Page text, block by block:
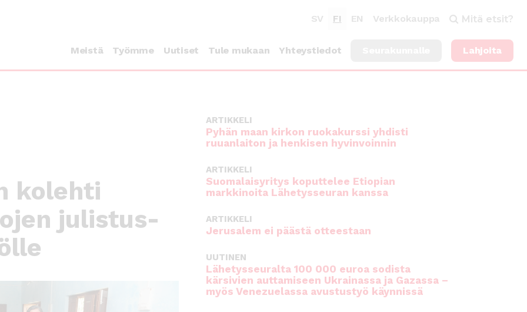
SV FI EN Verkkokauppa Mitä etsit?
Meistä Työmme Uutiset Tule mukaan Yhteystiedot Lahjoita
kolehti
julistus-
ARTIKKELI
Pyhän maan kirkon ruokakurssi yhdisti
ruuanlaiton ja henkisen hyvinvoinnin
ARTIKKELI
Suomalaisyritys koputtelee Etiopian
markkinoita Lähetysseuran kanssa
ARTIKKELI
Jerusalem ei päästä otteestaan
UUTINEN
Lähetysseuralta 100 000 euroa sodista
kärsivien auttamiseen Ukrainassa ja Gazassa –
myös Venezuelassa avustustyö käynnissä